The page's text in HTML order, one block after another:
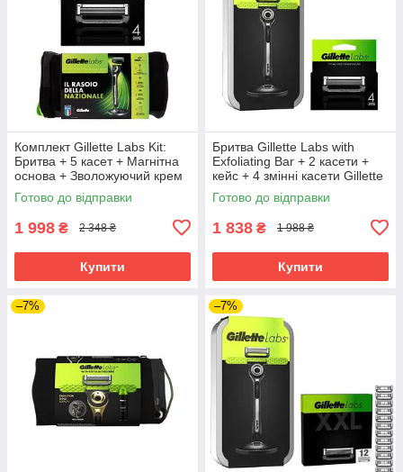
Комплект Gillette Labs Kit:
Бритва + 5 касет + Магнітна
основа + Зволожуючий крем
100 мл + Сумка
Готово до відправки
1 998 ₴ 2 348 ₴
Купити
Бритва Gillette Labs with
Exfoliating Bar + 2 касети +
кейс + 4 змінні касети Gillette
Labs
Готово до відправки
1 838 ₴ 1 988 ₴
Купити
–7% –7%